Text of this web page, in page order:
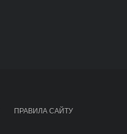
ПРАВИЛА САЙТУ